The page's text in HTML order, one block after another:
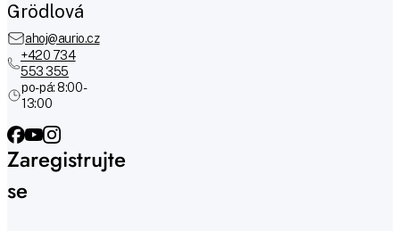
Grödlová
ahoj@aurio.cz
+420 734
553 355
po-pá: 8:00 -
13:00
Zaregistrujte
se